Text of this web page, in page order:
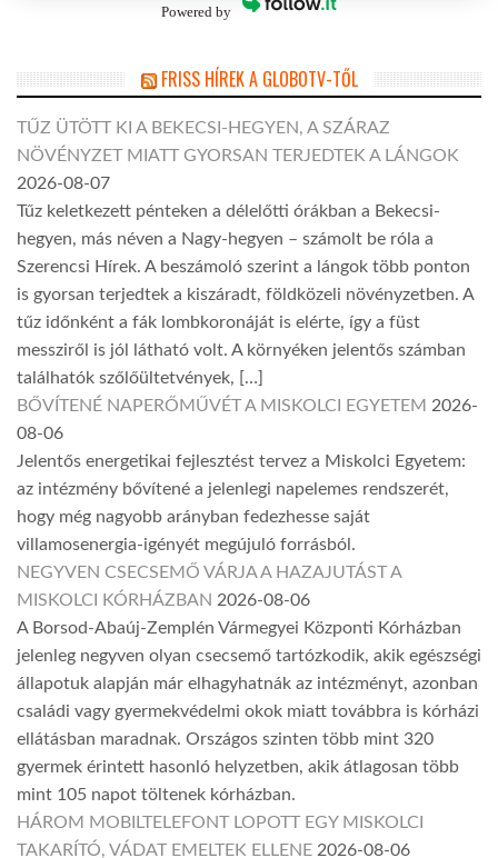
Powered by
FRISS HÍREK A GLOBOTV-TŐL
TŰZ ÜTÖTT KI A BEKECSI-HEGYEN, A SZÁRAZ
NÖVÉNYZET MIATT GYORSAN TERJEDTEK A LÁNGOK
2026-08-07
Tűz keletkezett pénteken a délelőtti órákban a Bekecsi-
hegyen, más néven a Nagy-hegyen – számolt be róla a
Szerencsi Hírek. A beszámoló szerint a lángok több ponton
is gyorsan terjedtek a kiszáradt, földközeli növényzetben. A
tűz időnként a fák lombkoronáját is elérte, így a füst
messziről is jól látható volt. A környéken jelentős számban
találhatók szőlőültetvények, […]
BŐVÍTENÉ NAPERŐMŰVÉT A MISKOLCI EGYETEM 2026-
08-06
Jelentős energetikai fejlesztést tervez a Miskolci Egyetem:
az intézmény bővítené a jelenlegi napelemes rendszerét,
hogy még nagyobb arányban fedezhesse saját
villamosenergia-igényét megújuló forrásból.
NEGYVEN CSECSEMŐ VÁRJA A HAZAJUTÁST A
MISKOLCI KÓRHÁZBAN 2026-08-06
A Borsod-Abaúj-Zemplén Vármegyei Központi Kórházban
jelenleg negyven olyan csecsemő tartózkodik, akik egészségi
állapotuk alapján már elhagyhatnák az intézményt, azonban
családi vagy gyermekvédelmi okok miatt továbbra is kórházi
ellátásban maradnak. Országos szinten több mint 320
gyermek érintett hasonló helyzetben, akik átlagosan több
mint 105 napot töltenek kórházban.
HÁROM MOBILTELEFONT LOPOTT EGY MISKOLCI
TAKARÍTÓ, VÁDAT EMELTEK ELLENE 2026-08-06